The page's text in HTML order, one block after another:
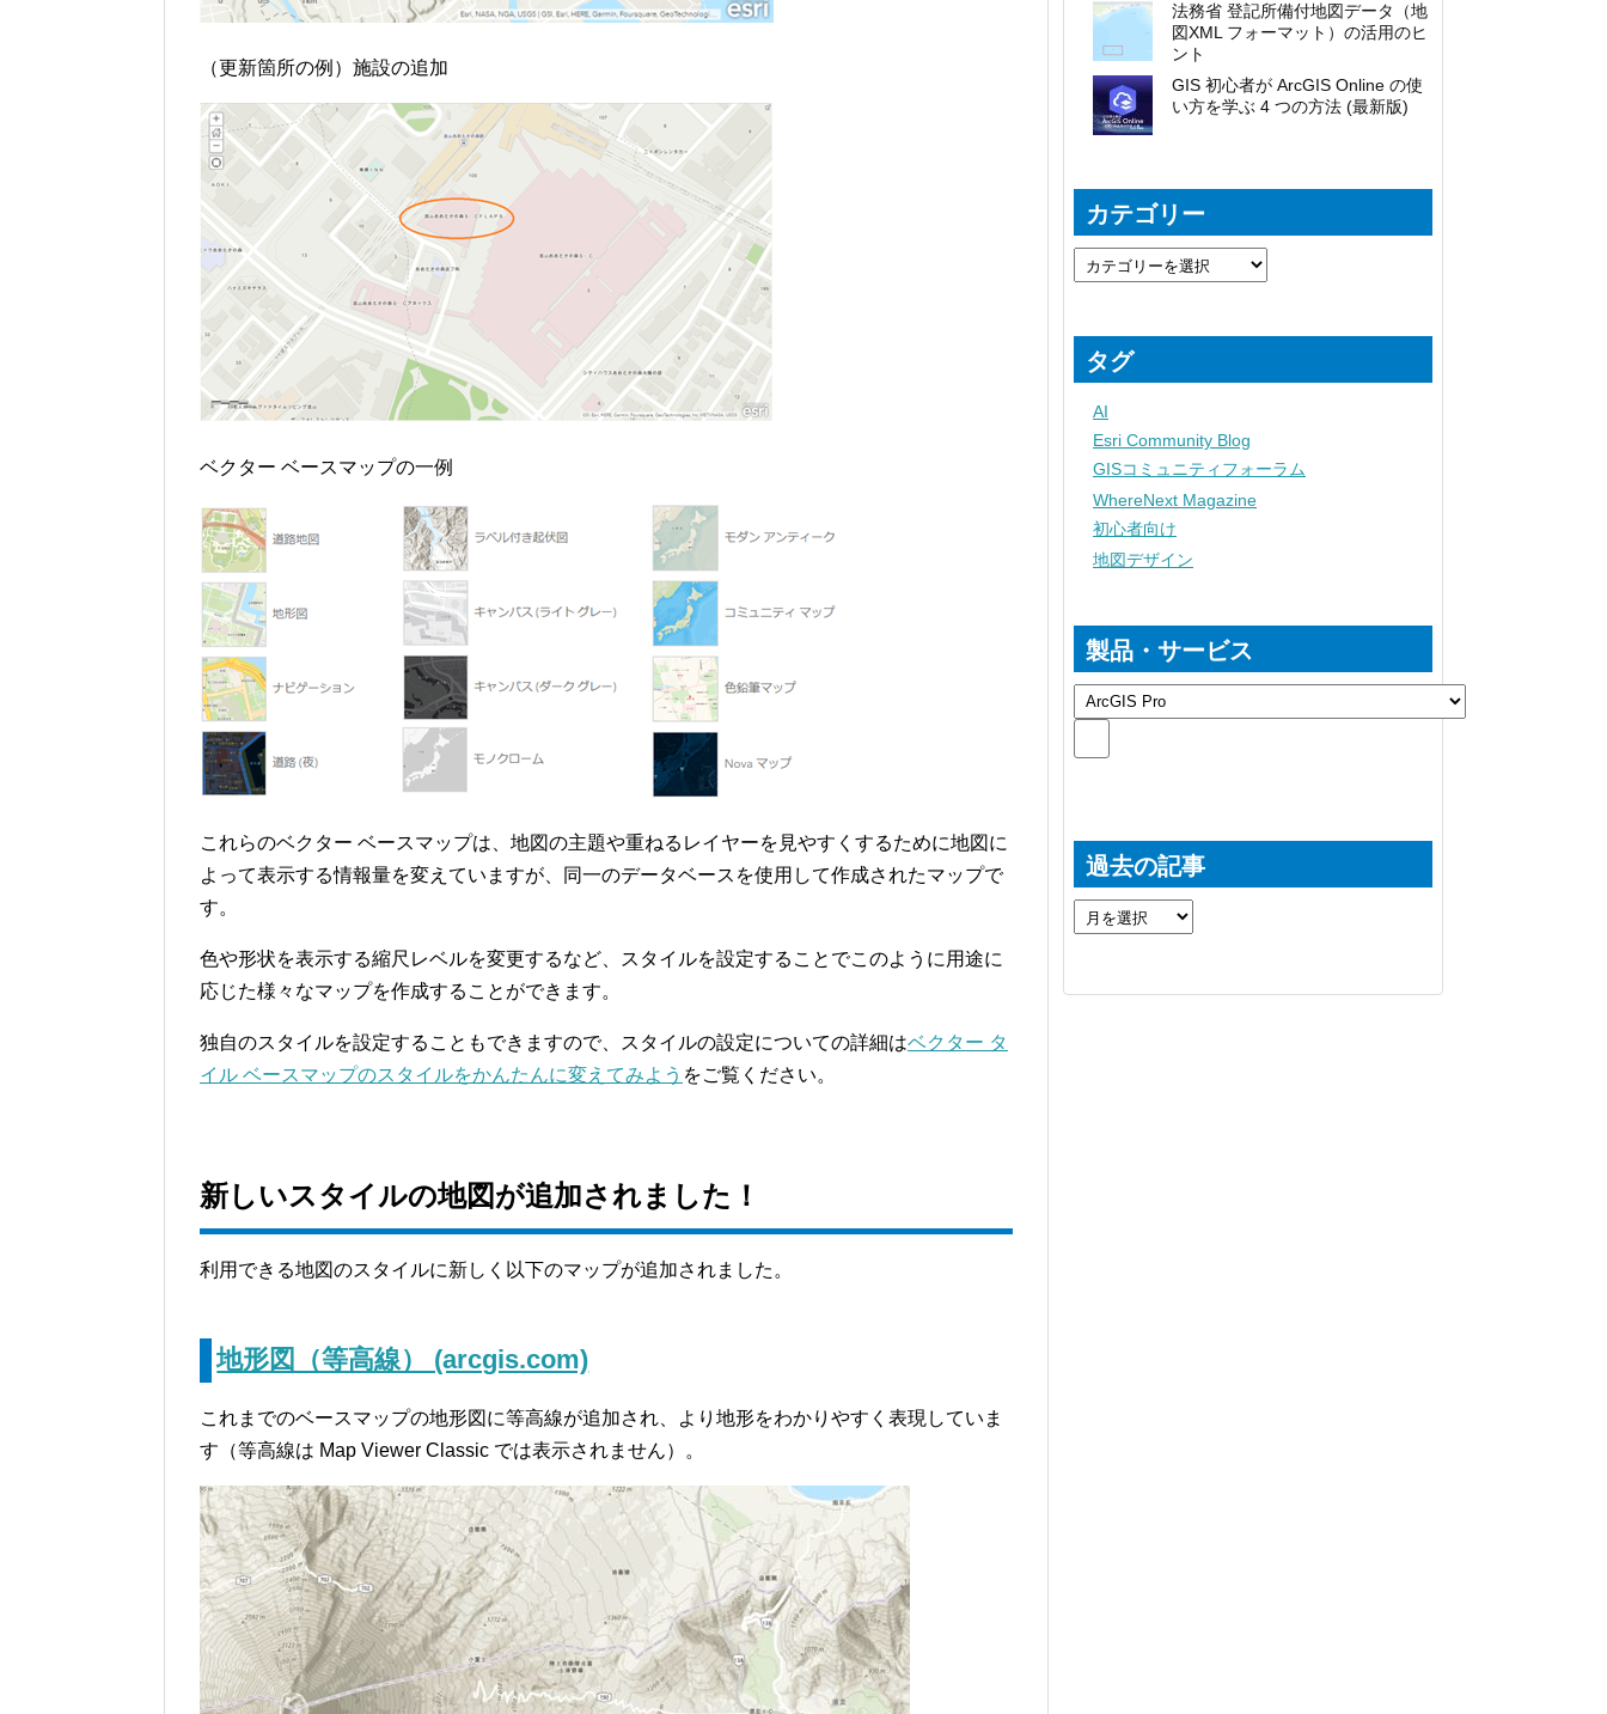
（更新箇所の例）施設の追加
ベクター ベースマップの一例
これらのベクター ベースマップは、地図の主題や重ねるレイヤーを見やすくするために地図に
よって表示する情報量を変えていますが、同一のデータベースを使用して作成されたマップで
す。
色や形状を表示する縮尺レベルを変更するなど、スタイルを設定することでこのように用途に
応じた様々なマップを作成することができます。
独自のスタイルを設定することもできますので、スタイルの設定についての詳細はベクター タ
イル ベースマップのスタイルをかんたんに変えてみよう をご覧ください。
新しいスタイルの地図が追加されました！
利用できる地図のスタイルに新しく以下のマップが追加されました。
地形図（等高線） (arcgis.com)
これまでのベースマップの地形図に等高線が追加され、より地形をわかりやすく表現していま
す（等高線は Map Viewer Classic では表示されません）。
法務省 登記所備付地図データ（地
図XML フォーマット）の活用のヒ
ント
GIS 初心者が ArcGIS Online の使
い方を学ぶ 4 つの方法 (最新版)
カテゴリー
タグ
AI
Esri Community Blog
GISコミュニティフォーラム
WhereNext Magazine
初心者向け
地図デザイン
製品・サービス
過去の記事